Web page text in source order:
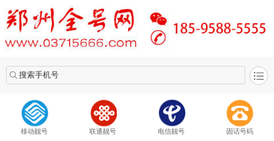
搜索手机号
移动靓号 联通靓号 电信靓号 固话号码